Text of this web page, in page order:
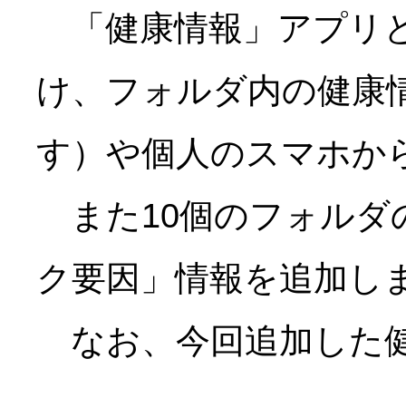
「健康情報」アプリ
け、フォルダ内の健康
す）や個人のスマホか
また10個のフォルダ
ク要因」情報を追加し
なお、今回追加した